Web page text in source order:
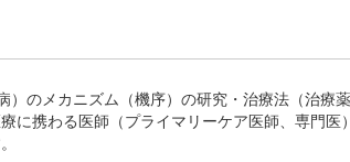
のメカニズム（機序）の研究・治療法（治療薬
に携わる医師（プライマリーケア医師、専門医